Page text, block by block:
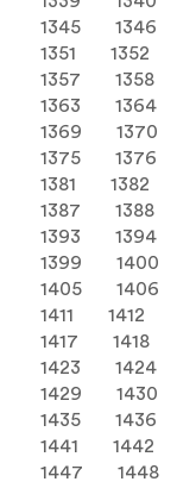
1345
1346
1351
1352
1357
1358
1363
1364
1369
1370
1375
1376
1381
1382
1387
1388
1393
1394
1399
1400
1405
1406
1411
1412
1417
1418
1423
1424
1429
1430
1435
1436
1441
1442
1447
1448